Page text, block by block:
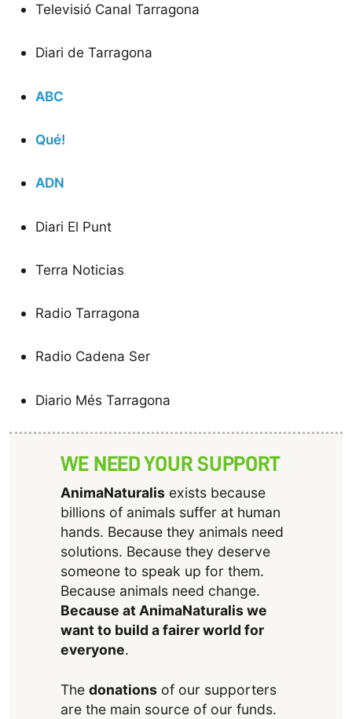
Televisió Canal Tarragona
Diari de Tarragona
ABC
Qué!
ADN
Diari El Punt
Terra Noticias
Radio Tarragona
Radio Cadena Ser
Diario Més Tarragona
WE NEED YOUR SUPPORT
AnimaNaturalisexists because
billions of animals suffer at human
hands. Because they animals need
solutions. Because they deserve
someone to speak up for them.
Because animals need change.
Because at AnimaNaturalis we
want to build a fairer world for
everyone.
The donationsof our supporters
are the main source of our funds.